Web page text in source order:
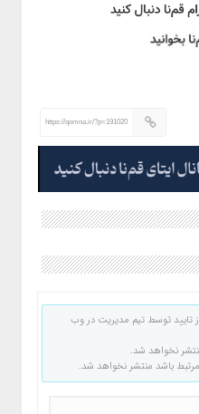
https://qomna.ir/?p=191020
تایید توسط تیم مدیریت در وب
نخواهد شد.
مرتبط باشد منتشر نخواهد شد.